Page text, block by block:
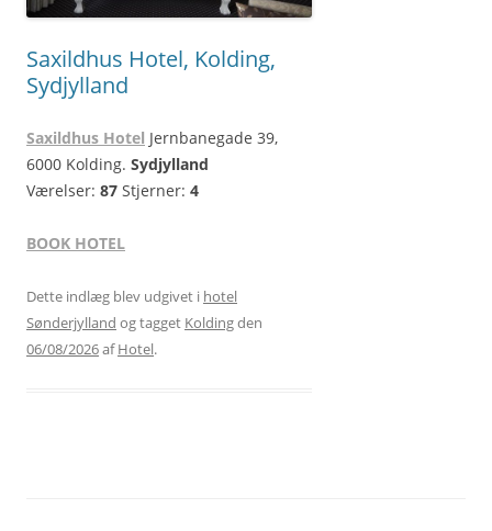
Saxildhus Hotel, Kolding,
Sydjylland
Saxildhus Hotel Jernbanegade 39,
6000 Kolding. Sydjylland
Værelser: 87 Stjerner: 4
BOOK HOTEL
Dette indlæg blev udgivet i hotel
Sønderjylland og tagget Koldingden
06/08/2026afHotel.